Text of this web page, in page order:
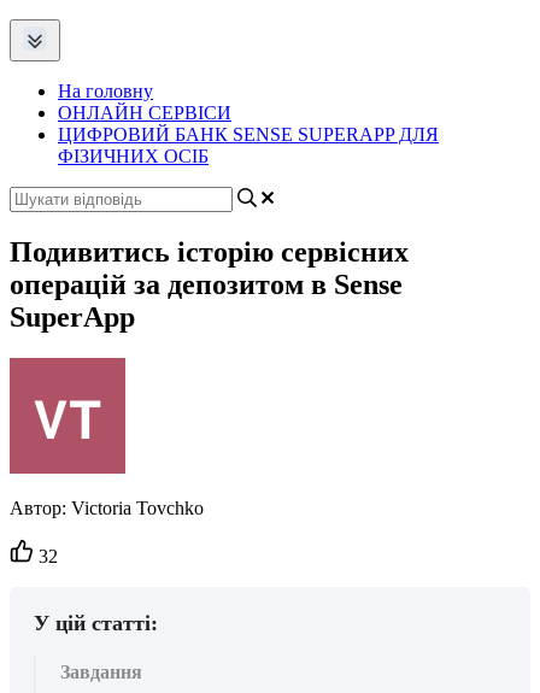
На головну
ОНЛАЙН СЕРВІСИ
ЦИФРОВИЙ БАНК SENSE SUPERAPP ДЛЯ
ФІЗИЧНИХ ОСІБ
Подивитись історію сервісних
операцій за депозитом в Sense
SuperApp
Автор: Victoria Tovchko
Кількість
вподобайок:
32
У цій статті:
Завдання